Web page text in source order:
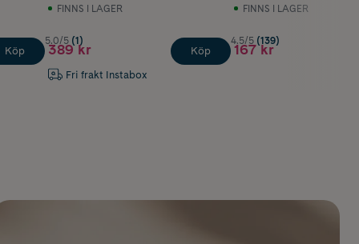
Köp
FINNS I LAGER
5.0/5 (1)
389 kr
Fri frakt Instabox
Köp
FINNS I LAGER
4.5/5 (139)
167 kr